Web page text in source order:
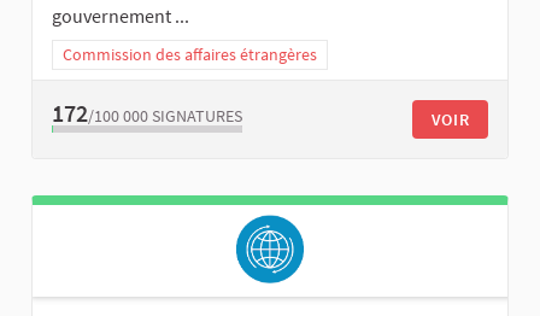
gouvernement ...
Commission des affaires étrangères
172/100 000 SIGNATURES VOIR